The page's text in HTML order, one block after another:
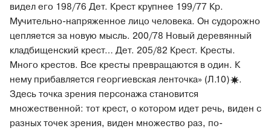
видел его 198/76 Дет. Крест крупнее 199/77 Кр.
Мучительно-напряженное лицо человека. Он судорожно
цепляется за новую мысль. 200/78 Новый деревянный
кладбищенский крест… Дет. 205/82 Крест. Кресты.
Много крестов. Все кресты превращаются в один. К
нему прибавляется георгиевская ленточка» (Л.10)
.
Здесь точка зрения персонажа становится
множественной: тот крест, о котором идет речь, виден с
разных точек зрения, виден множество раз, по-